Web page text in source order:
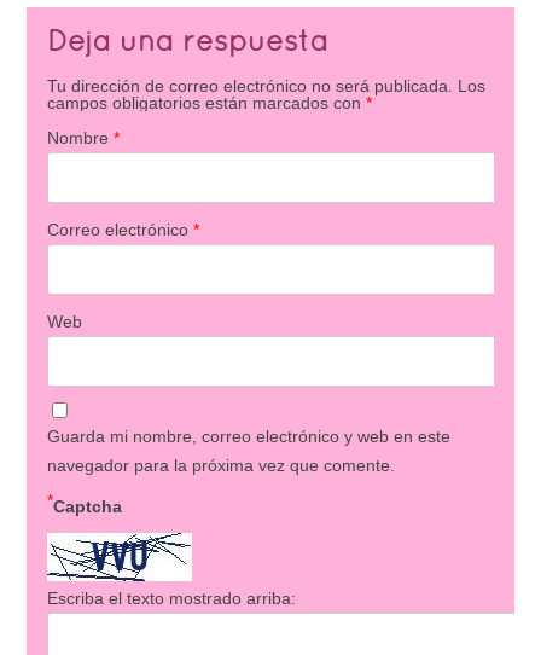
Deja una respuesta
Tu dirección de correo electrónico no será publicada.
Los
campos obligatorios están marcados con *
Nombre *
Correo electrónico *
Web
Guarda mi nombre, correo electrónico y web en este
navegador para la próxima vez que comente.
Captcha
*
Escriba el texto mostrado arriba: